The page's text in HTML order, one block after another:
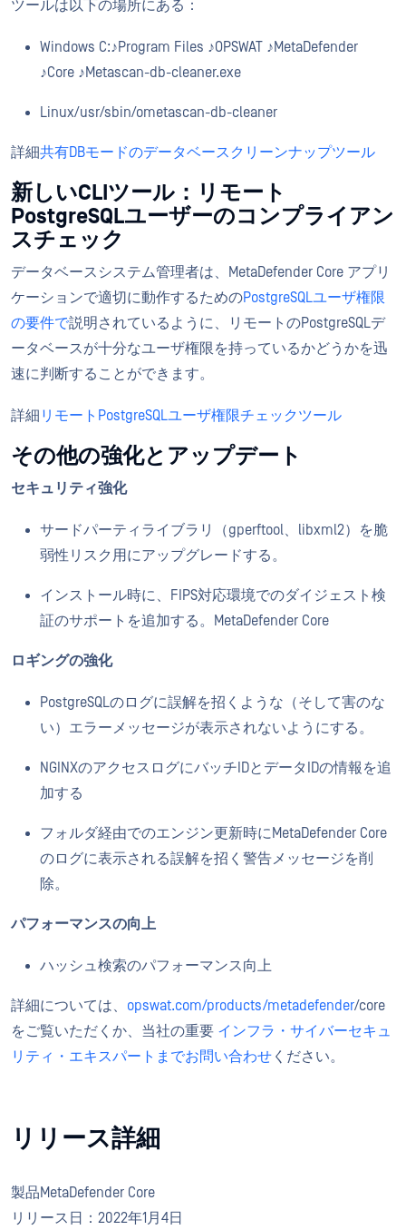
ツールは以下の場所にある：
Windows C:♪Program Files ♪OPSWAT ♪MetaDefender
♪Core ♪Metascan-db-cleaner.exe
Linux/usr/sbin/ometascan-db-cleaner
詳細共有DBモードのデータベースクリーンナップツール
新しいCLIツール：リモート
PostgreSQLユーザーのコンプライアン
スチェック
データベースシステム管理者は、MetaDefender Core アプリ
ケーションで適切に動作するためのPostgreSQLユーザ権限
の要件で説明されているように、リモートのPostgreSQLデ
ータベースが十分なユーザ権限を持っているかどうかを迅
速に判断することができます。
詳細 リモートPostgreSQLユーザ権限チェックツール
その他の強化とアップデート
セキュリティ強化
サードパーティライブラリ（gperftool、libxml2）を脆
弱性リスク用にアップグレードする。
インストール時に、FIPS対応環境でのダイジェスト検
証のサポートを追加する。MetaDefender Core
ロギングの強化
PostgreSQLのログに誤解を招くような（そして害のな
い）エラーメッセージが表示されないようにする。
NGINXのアクセスログにバッチIDとデータIDの情報を追
加する
フォルダ経由でのエンジン更新時にMetaDefender Core
のログに表示される誤解を招く警告メッセージを削
除。
パフォーマンスの向上
ハッシュ検索のパフォーマンス向上
詳細については、 opswat.com/products/metadefender/core
をご覧いただくか、当社の重要 インフラ・サイバーセキュ
リティ・エキスパートまでお問い合わせ ください。
リリース詳細
製品MetaDefender Core
リリース日：2022年1月4日